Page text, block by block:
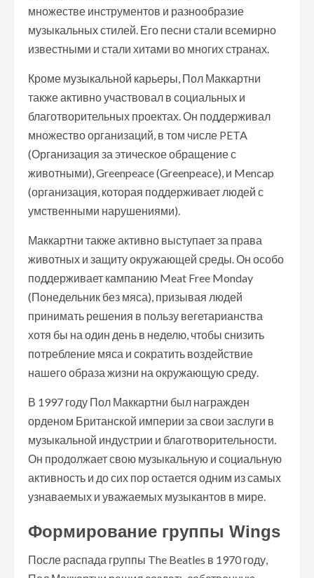
множестве инструментов и разнообразие
музыкальных стилей. Его песни стали всемирно
известными и стали хитами во многих странах.
Кроме музыкальной карьеры, Пол Маккартни
также активно участвовал в социальных и
благотворительных проектах. Он поддерживал
множество организаций, в том числе PETA
(Организация за этическое обращение с
животными), Greenpeace (Greenpeace), и Mencap
(организация, которая поддерживает людей с
умственными нарушениями).
Маккартни также активно выступает за права
животных и защиту окружающей среды. Он особо
поддерживает кампанию Meat Free Monday
(Понедельник без мяса), призывая людей
принимать решения в пользу вегетарианства
хотя бы на один день в неделю, чтобы снизить
потребление мяса и сократить воздействие
нашего образа жизни на окружающую среду.
В 1997 году Пол Маккартни был награжден
орденом Британской империи за свои заслуги в
музыкальной индустрии и благотворительности.
Он продолжает свою музыкальную и социальную
активность и до сих пор остается одним из самых
узнаваемых и уважаемых музыкантов в мире.
Формирование группы Wings
После распада группы The Beatles в 1970 году,